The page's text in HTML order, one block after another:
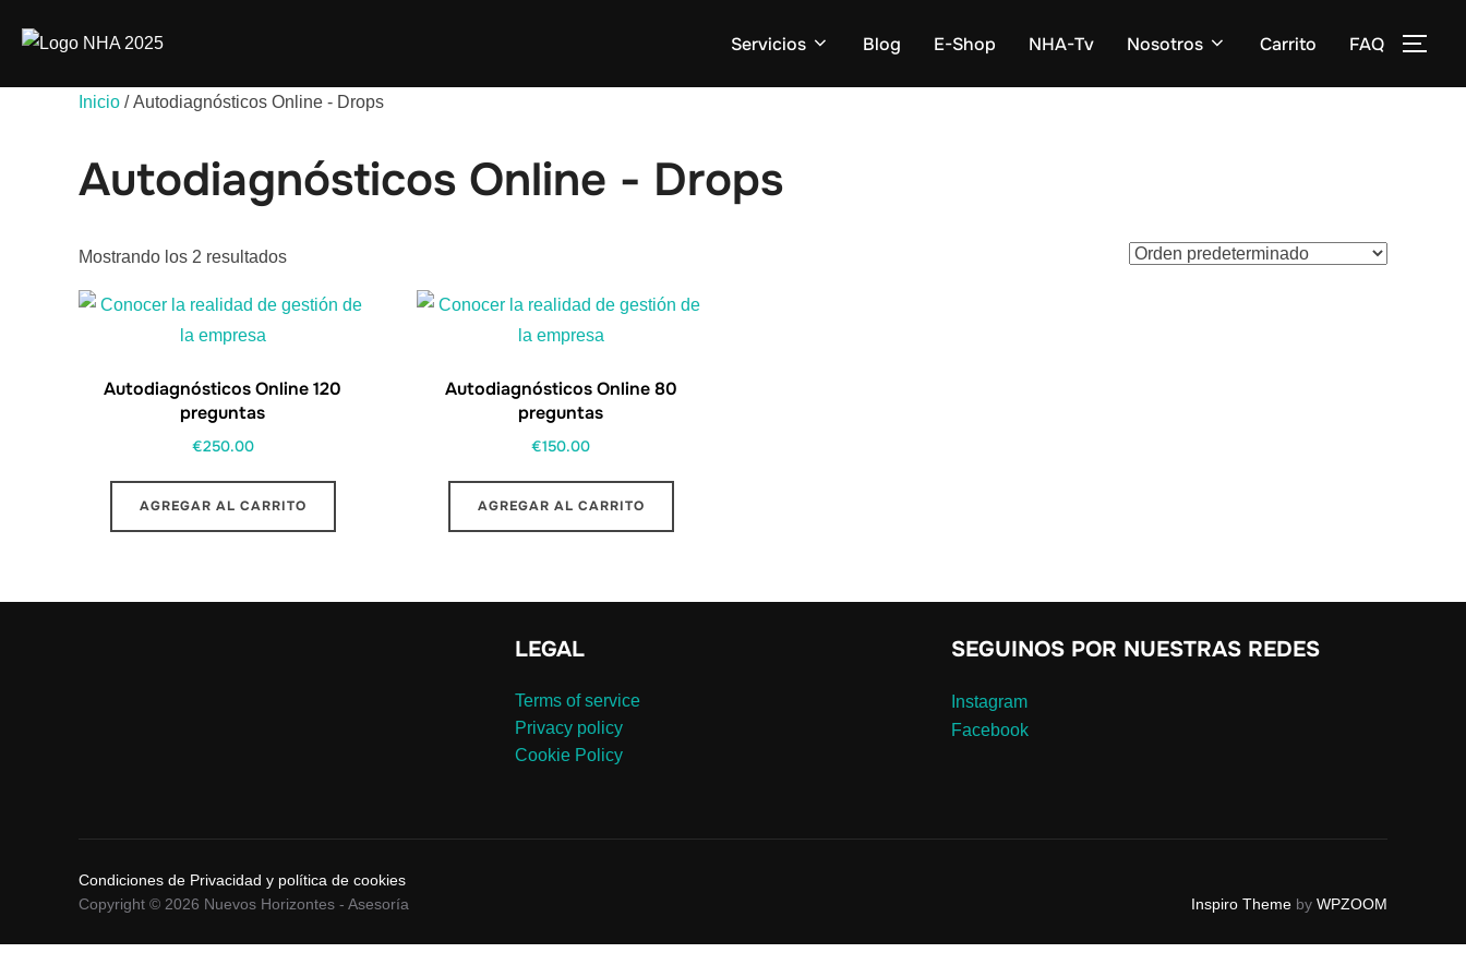
Servicios Blog E-Shop NHA-Tv Nosotros Carrito FAQ
Inicio / Autodiagnósticos Online - Drops
Autodiagnósticos Online - Drops
Mostrando los 2 resultados
Autodiagnósticos Online 120
preguntas
€250.00
AGREGAR AL CARRITO
Autodiagnósticos Online 80
preguntas
€150.00
AGREGAR AL CARRITO
LEGAL
Terms of service
Privacy policy
Cookie Policy
SEGUINOS POR NUESTRAS REDES
Instagram
Facebook
Condiciones de Privacidad y política de cookies
Copyright © 2026 Nuevos Horizontes - Asesoría
Inspiro Theme by WPZOOM